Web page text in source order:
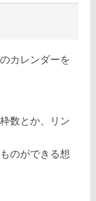
カレンダーを
数とか、リン
のができる想